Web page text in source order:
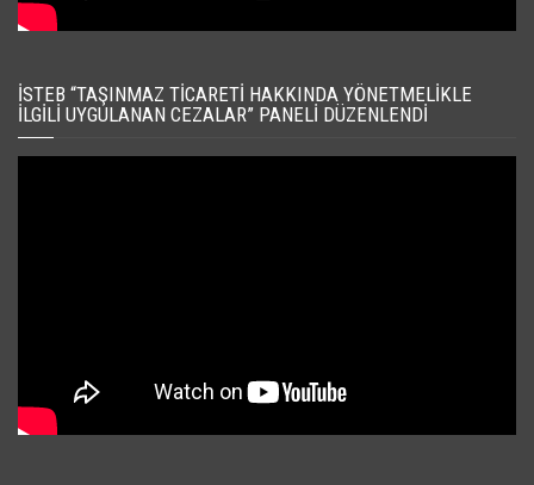
İSTEB “TAŞINMAZ TICARETI HAKKINDA YÖNETMELIKLE
İLGILI UYGULANAN CEZALAR” PANELI DÜZENLENDI